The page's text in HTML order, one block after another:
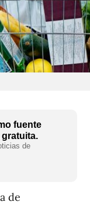
fuente
gratuita.
de
de